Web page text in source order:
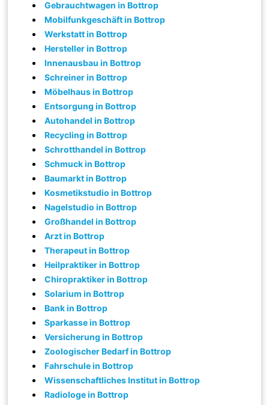
Gebrauchtwagen in Bottrop
Mobilfunkgeschäft in Bottrop
Werkstatt in Bottrop
Hersteller in Bottrop
Innenausbau in Bottrop
Schreiner in Bottrop
Möbelhaus in Bottrop
Entsorgung in Bottrop
Autohandel in Bottrop
Recycling in Bottrop
Schrotthandel in Bottrop
Schmuck in Bottrop
Baumarkt in Bottrop
Kosmetikstudio in Bottrop
Nagelstudio in Bottrop
Großhandel in Bottrop
Arzt in Bottrop
Therapeut in Bottrop
Heilpraktiker in Bottrop
Chiropraktiker in Bottrop
Solarium in Bottrop
Bank in Bottrop
Sparkasse in Bottrop
Versicherung in Bottrop
Zoologischer Bedarf in Bottrop
Fahrschule in Bottrop
Wissenschaftliches Institut in Bottrop
Radiologe in Bottrop